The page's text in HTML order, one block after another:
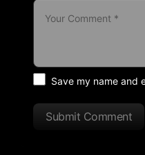
Save my name and
Submit Comment